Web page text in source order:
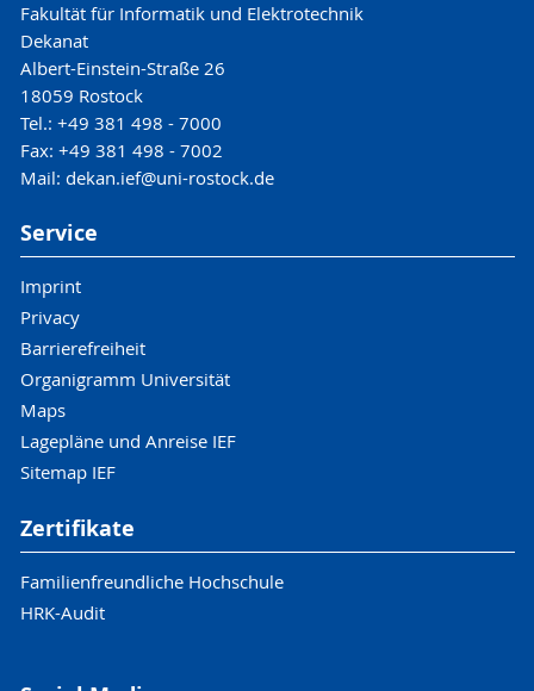
Fakultät für Informatik und Elektrotechnik
Dekanat
Albert-Einstein-Straße 26
18059 Rostock
Tel.: +49 381 498 - 7000
Fax: +49 381 498 - 7002
Mail: dekan.ief@uni-rostock.de
Service
Imprint
Privacy
Barrierefreiheit
Organigramm Universität
Maps
Lagepläne und Anreise IEF
Sitemap IEF
Zertifikate
Familienfreundliche Hochschule
HRK-Audit